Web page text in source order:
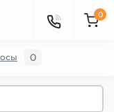
0
0